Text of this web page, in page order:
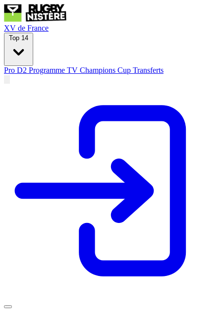
XV de France
Top 14
Pro D2 Programme TV Champions Cup Transferts